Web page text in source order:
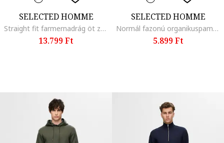
SELECTED HOMME
Straight fit farmernadrág öt zsebes dizájnnal, Púderkék
13.799 Ft
SELECTED HOMME
Normál fazonú organikuspamut tartalmú csíkos póló, Tengerészkék
5.899 Ft